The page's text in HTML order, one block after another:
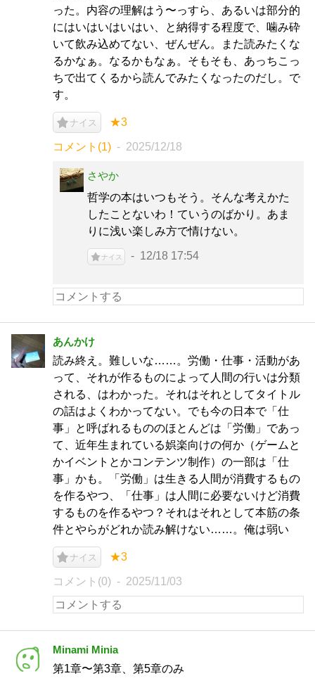
った。内容の理解はう〜っすら、あるいは部分的
にはいはいはいはい、と納得する程度で、噛み砕
いて飲み込めてない、ぜんぜん。また読みたくな
るかなぁ。なるかもなぁ。そもそも、あっちこっ
ちで出てくるから読んでみたくなったのだし。で
す。
ナイス ★3
コメント(1) 2025/12/18
さやか
哲学の本はいつもそう。そんな考えかた
したことないわ！ていうのばかり。あま
りに浅い楽しみ方で情けない。
ナイス 12/18 17:54
あんかけ
読み終え。難しいな……。労働・仕事・活動があ
って、それが作るものによって人間の行いは分類
される、はわかった。それはそれとしてタイトル
の話はよくわかってない。でも今の日本で「仕
事」と呼ばれるもののほとんどは「労働」であっ
て、近年生まれている娯楽向けの何か（ゲームと
かイベントとかコンテンツ制作）の一部は「仕
事」かも。「労働」は生きる人間が消費するもの
を作るやつ、「仕事」は人間に必要ないけど消費
するものを作るやつ？それはそれとして本筋の条
件とやらがどれか読み解けない……。俺は弱い
ナイス ★3
コメント(0) 2025/11/03
Minami Minia
第1章〜第3章、第5章のみ